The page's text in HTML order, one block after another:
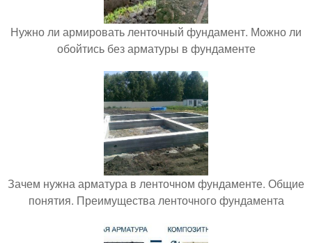
Нужно ли армировать ленточный фундамент. Можно ли
обойтись без арматуры в фундаменте
Зачем нужна арматура в ленточном фундаменте. Общие
понятия. Преимущества ленточного фундамента